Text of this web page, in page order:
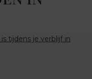
tijdens je verblijf in